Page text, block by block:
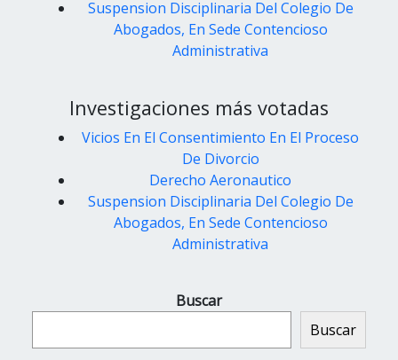
Suspension Disciplinaria Del Colegio De
Abogados, En Sede Contencioso
Administrativa
Investigaciones más votadas
Vicios En El Consentimiento En El Proceso
De Divorcio
Derecho Aeronautico
Suspension Disciplinaria Del Colegio De
Abogados, En Sede Contencioso
Administrativa
Buscar
Buscar